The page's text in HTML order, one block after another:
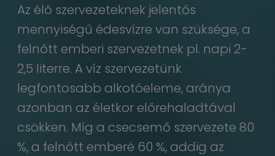
Az élő szervezeteknek jelentős
mennyiségű édesvízre van szüksége, a
felnőtt emberi szervezetnek pl. napi 2-
2,5 literre. A víz szervezetünk
legfontosabb alkotóeleme, aránya
azonban az életkor előrehaladtával
csökken. Míg a csecsemő szervezete 80
%, a felnőtt emberé 60 %, addig az